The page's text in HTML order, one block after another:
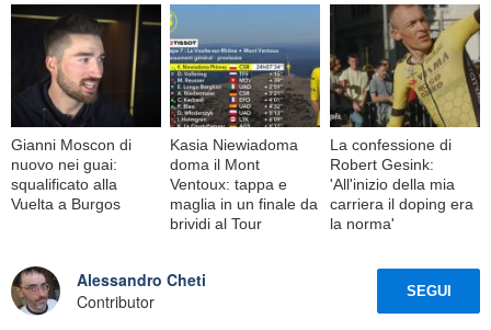
Gianni Moscon di
nuovo nei guai:
squalificato alla
Vuelta a Burgos
Kasia Niewiadoma
doma il Mont
Ventoux: tappa e
maglia in un finale da
brividi al Tour
La confessione di
Robert Gesink:
'All'inizio della mia
carriera il doping era
la norma'
Alessandro Cheti
Contributor
SEGUI